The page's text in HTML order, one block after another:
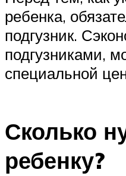
ребенка,
подгузник.
подгузниками,
специальной
Сколько
ребенку?